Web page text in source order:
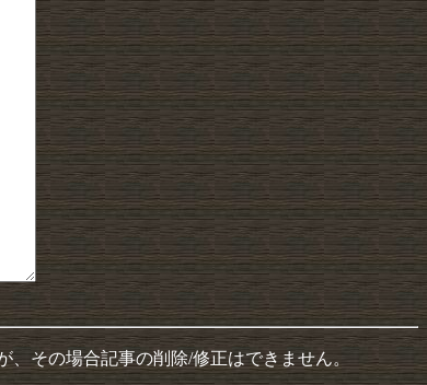
その場合記事の削除/修正はできません。